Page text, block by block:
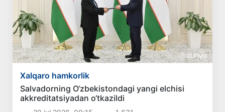
Xalqaro hamkorlik
Salvadorning O‘zbekistondagi yangi elchisi
akkreditatsiyadan o‘tkazildi